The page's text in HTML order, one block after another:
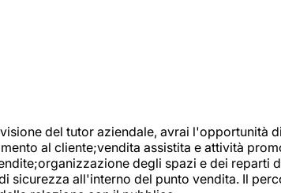
del tutor aziendale, avrai l'opportunità
al cliente;vendita assistita e attività
degli spazi e dei reparti
all'interno del punto vendita. Il